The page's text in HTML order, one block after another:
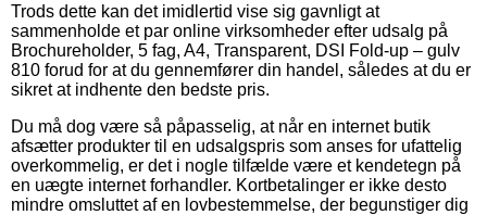
Trods dette kan det imidlertid vise sig gavnligt at
sammenholde et par online virksomheder efter udsalg på
Brochureholder, 5 fag, A4, Transparent, DSI Fold-up – gulv
810 forud for at du gennemfører din handel, således at du er
sikret at indhente den bedste pris.
Du må dog være så påpasselig, at når en internet butik
afsætter produkter til en udsalgspris som anses for ufattelig
overkommelig, er det i nogle tilfælde være et kendetegn på
en uægte internet forhandler. Kortbetalinger er ikke desto
mindre omsluttet af en lovbestemmelse, der begunstiger dig